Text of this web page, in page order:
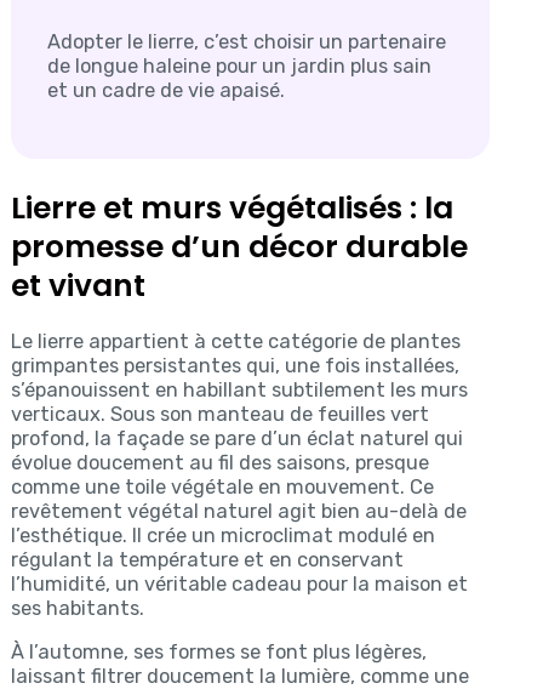
Adopter le lierre, c’est choisir un partenaire
de longue haleine pour un jardin plus sain
et un cadre de vie apaisé.
Lierre et murs végétalisés : la
promesse d’un décor durable
et vivant
Le lierre appartient à cette catégorie de plantes
grimpantes persistantes qui, une fois installées,
s’épanouissent en habillant subtilement les murs
verticaux. Sous son manteau de feuilles vert
profond, la façade se pare d’un éclat naturel qui
évolue doucement au fil des saisons, presque
comme une toile végétale en mouvement. Ce
revêtement végétal naturel agit bien au-delà de
l’esthétique. Il crée un microclimat modulé en
régulant la température et en conservant
l’humidité, un véritable cadeau pour la maison et
ses habitants.
À l’automne, ses formes se font plus légères,
laissant filtrer doucement la lumière, comme une